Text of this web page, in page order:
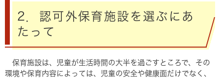
2．認可外保育施設を選ぶにあ
たって
保育施設は、児童が生活時間の大半を過ごすところで、その
環境や保育内容によっては、児童の安全や健康面だけでなく、